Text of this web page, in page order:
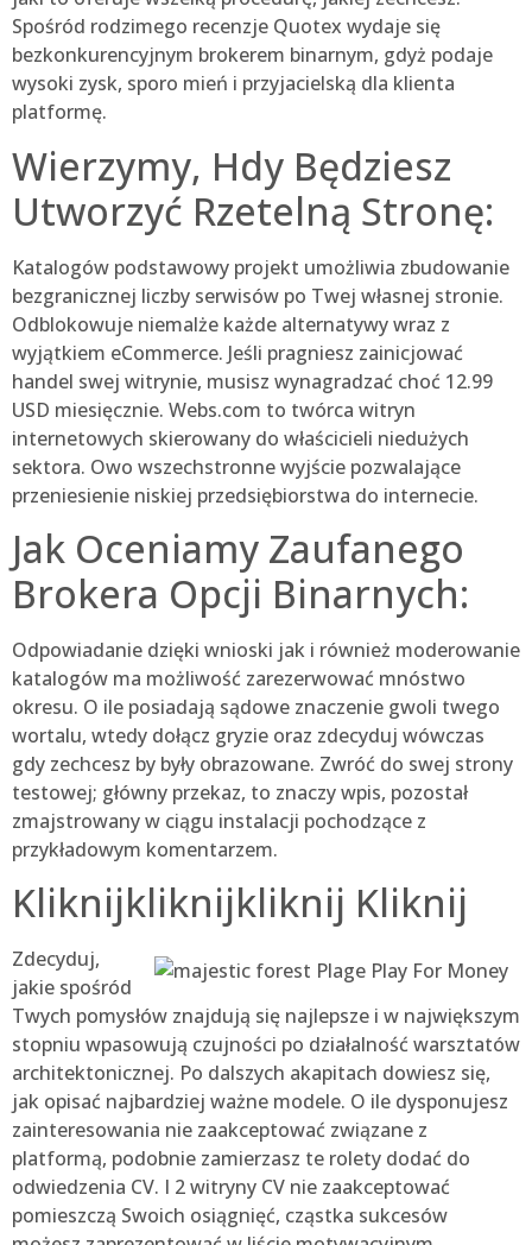
Spośród rodzimego recenzje Quotex wydaje się
bezkonkurencyjnym brokerem binarnym, gdyż podaje
wysoki zysk, sporo mień i przyjacielską dla klienta
platformę.
Wierzymy, Hdy Będziesz
Utworzyć Rzetelną Stronę:
Katalogów podstawowy projekt umożliwia zbudowanie
bezgranicznej liczby serwisów po Twej własnej stronie.
Odblokowuje niemalże każde alternatywy wraz z
wyjątkiem eCommerce. Jeśli pragniesz zainicjować
handel swej witrynie, musisz wynagradzać choć 12.99
USD miesięcznie. Webs.com to twórca witryn
internetowych skierowany do właścicieli niedużych
sektora. Owo wszechstronne wyjście pozwalające
przeniesienie niskiej przedsiębiorstwa do internecie.
Jak Oceniamy Zaufanego
Brokera Opcji Binarnych:
Odpowiadanie dzięki wnioski jak i również moderowanie
katalogów ma możliwość zarezerwować mnóstwo
okresu. O ile posiadają sądowe znaczenie gwoli twego
wortalu, wtedy dołącz gryzie oraz zdecyduj wówczas
gdy zechcesz by były obrazowane. Zwróć do swej strony
testowej; główny przekaz, to znaczy wpis, pozostał
zmajstrowany w ciągu instalacji pochodzące z
przykładowym komentarzem.
Kliknijkliknijkliknij Kliknij
Zdecyduj,
jakie spośród
Twych pomysłów znajdują się najlepsze i w największym
stopniu wpasowują czujności po działalność warsztatów
architektonicznej. Po dalszych akapitach dowiesz się,
jak opisać najbardziej ważne modele. O ile dysponujesz
zainteresowania nie zaakceptować związane z
platformą, podobnie zamierzasz te rolety dodać do
odwiedzenia CV. I 2 witryny CV nie zaakceptować
pomieszczą Swoich osiągnięć, cząstka sukcesów